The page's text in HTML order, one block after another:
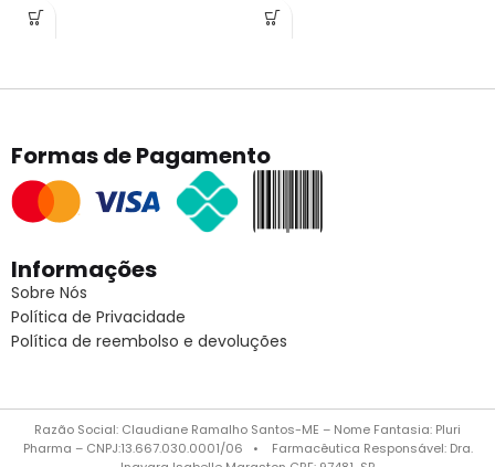
Formas de Pagamento
Informações
Sobre Nós
Política de Privacidade
Política de reembolso e devoluções
Razão Social: Claudiane Ramalho Santos-ME – Nome Fantasia: Pluri
Pharma – CNPJ:13.667.030.0001/06 • Farmacêutica Responsável: Dra.